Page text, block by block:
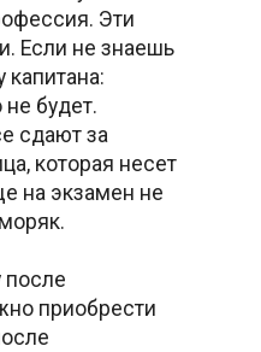
Эти
Если не знаешь
капитана:
будет.
сдают за
которая несет
на экзамен не
после
приобрести